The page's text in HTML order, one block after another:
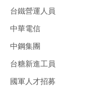
台鐵營運人員
中華電信
中鋼集團
台糖新進工員
國軍人才招募